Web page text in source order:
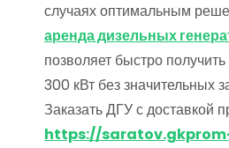
случаях оптимальным
аренда дизельных
позволяет быстро
300 кВт без значительных
Заказать ДГУ с доставкой
https://